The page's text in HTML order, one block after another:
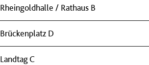
Rheingoldhalle / Rathaus B
Brückenplatz D
Landtag C